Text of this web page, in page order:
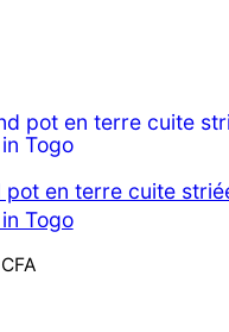
pot en terre cuite
Togo
CFA